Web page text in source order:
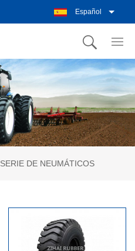
Español
SERIE DE NEUMÁTICOS